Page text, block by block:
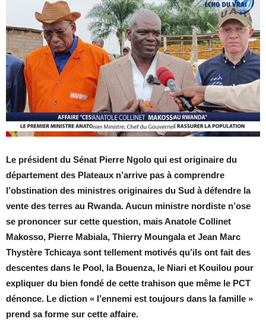
Le président du Sénat Pierre Ngolo qui est originaire du
département des Plateaux n’arrive pas à comprendre
l’obstination des ministres originaires du Sud à défendre la
vente des terres au Rwanda. Aucun ministre nordiste n’ose
se prononcer sur cette question, mais Anatole Collinet
Makosso, Pierre Mabiala, Thierry Moungala et Jean Marc
Thystère Tchicaya sont tellement motivés qu’ils ont fait des
descentes dans le Pool, la Bouenza, le Niari et Kouilou pour
expliquer du bien fondé de cette trahison que même le PCT
dénonce. Le diction « l’ennemi est toujours dans la famille »
prend sa forme sur cette affaire.